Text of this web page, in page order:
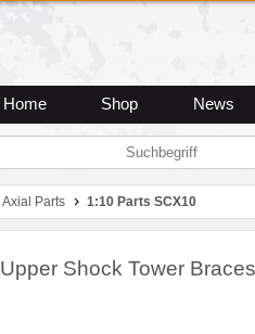
Home Shop News
Axial Parts 1:10 Parts SCX10
Upper Shock Tower